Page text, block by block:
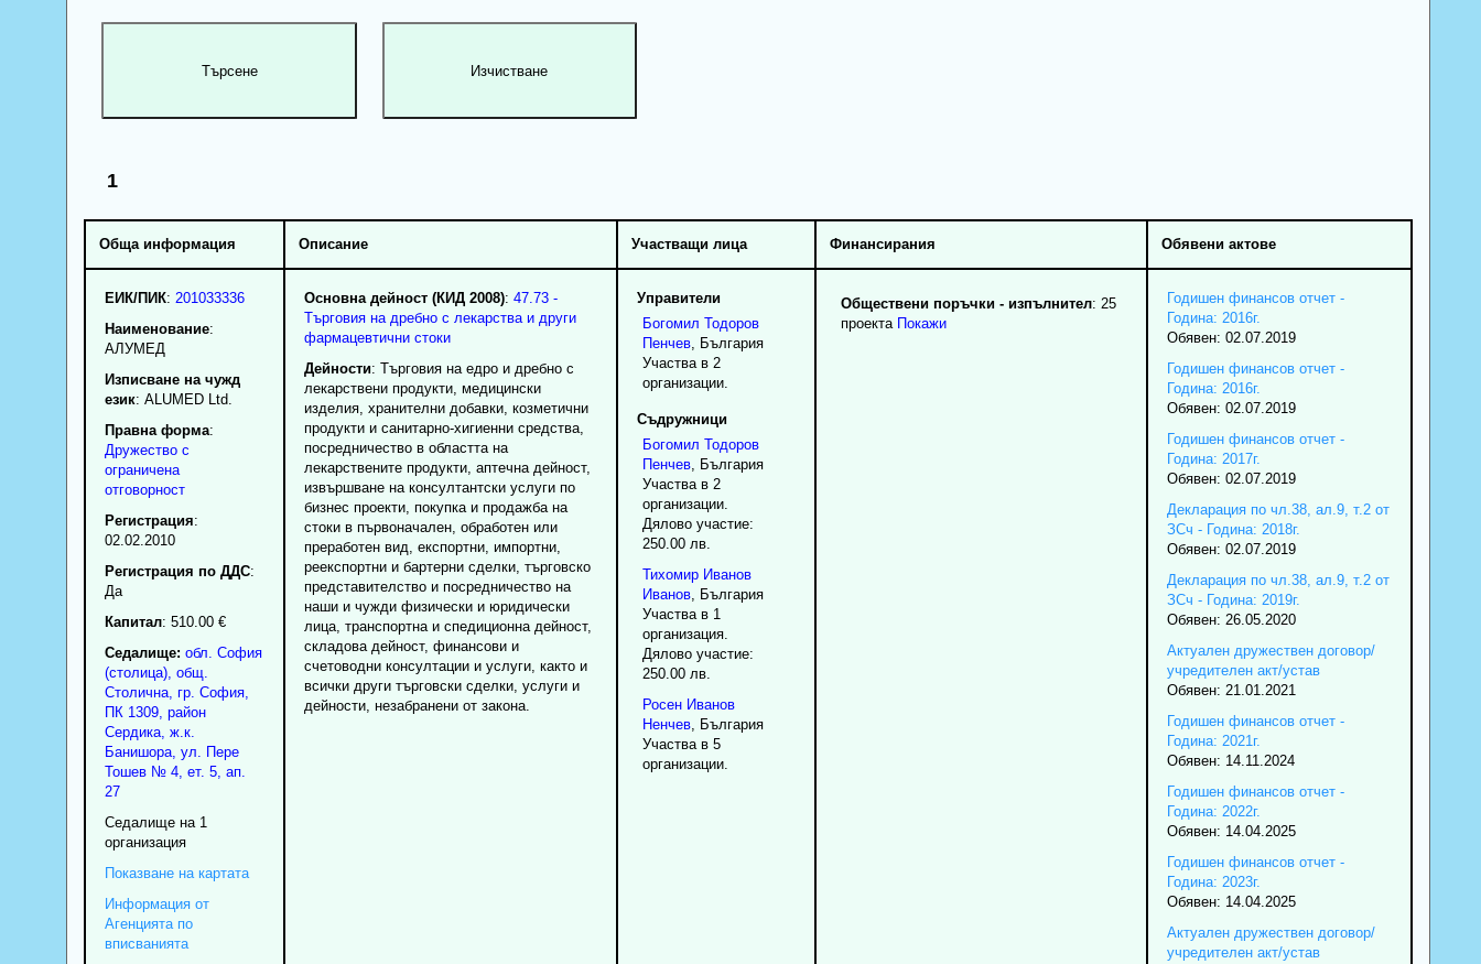
1
Обща информация Описание Участващи лица Финансирания Обявени актове
ЕИК/ПИК: 201033336
Наименование:
АЛУМЕД
Изписване на чужд
език: ALUMED Ltd.
Правна форма:
Дружество с
ограничена
отговорност
Регистрация:
02.02.2010
Регистрация по ДДС:
Да
Капитал: 510.00 €
Седалище: обл. София
(столица), общ.
Столична, гр. София,
ПК 1309, район
Сердика, ж.к.
Банишора, ул. Пере
Тошев № 4, ет. 5, ап.
27
Седалище на 1
организация
Показване на картата
Информация от
Агенцията по
вписванията
Основна дейност (КИД 2008): 47.73 -
Търговия на дребно с лекарства и други
фармацевтични стоки
Дейности: Търговия на едро и дребно с
лекарствени продукти, медицински
изделия, хранителни добавки, козметични
продукти и санитарно-хигиенни средства,
посредничество в областта на
лекарствените продукти, аптечна дейност,
извършване на консултантски услуги по
бизнес проекти, покупка и продажба на
стоки в първоначален, обработен или
преработен вид, експортни, импортни,
реекспортни и бартерни сделки, търговско
представителство и посредничество на
наши и чужди физически и юридически
лица, транспортна и спедиционна дейност,
складова дейност, финансови и
счетоводни консултации и услуги, както и
всички други търговски сделки, услуги и
дейности, незабранени от закона.
Управители
Богомил Тодоров
Пенчев, България
Участва в 2
организации.
Съдружници
Богомил Тодоров
Пенчев, България
Участва в 2
организации.
Дялово участие:
250.00 лв.
Тихомир Иванов
Иванов, България
Участва в 1
организация.
Дялово участие:
250.00 лв.
Росен Иванов
Ненчев, България
Участва в 5
организации.
Обществени поръчки - изпълнител: 25
проекта Покажи
Годишен финансов отчет -
Година: 2016г.
Обявен: 02.07.2019
Годишен финансов отчет -
Година: 2016г.
Обявен: 02.07.2019
Годишен финансов отчет -
Година: 2017г.
Обявен: 02.07.2019
Декларация по чл.38, ал.9, т.2 от
ЗСч - Година: 2018г.
Обявен: 02.07.2019
Декларация по чл.38, ал.9, т.2 от
ЗСч - Година: 2019г.
Обявен: 26.05.2020
Актуален дружествен договор/
учредителен акт/устав
Обявен: 21.01.2021
Годишен финансов отчет -
Година: 2021г.
Обявен: 14.11.2024
Годишен финансов отчет -
Година: 2022г.
Обявен: 14.04.2025
Годишен финансов отчет -
Година: 2023г.
Обявен: 14.04.2025
Актуален дружествен договор/
учредителен акт/устав